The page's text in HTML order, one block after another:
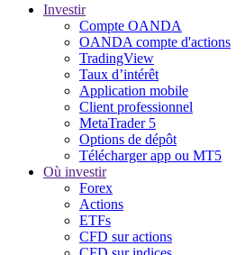
Investir
Compte OANDA
OANDA compte d'actions
TradingView
Taux d’intérêt
Application mobile
Client professionnel
MetaTrader 5
Options de dépôt
Télécharger app ou MT5
Où investir
Forex
Actions
ETFs
CFD sur actions